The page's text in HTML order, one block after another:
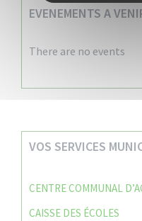
EVENEMENTS A
There are no events
VOS SERVICES
CENTRE COMMUNAL
CAISSE DES ÉCOLES